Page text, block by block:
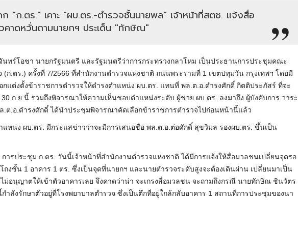
ก "ก.ตร." เคาะ "ผบ.ตร.-ตำรวจชั้นนายพล" เจ้าหน้าที่สตช. แจ้งสื่อ
คาดหวั่นถามนายกฯ ประเด็น "ทักษิณ"
นทร์โอชา นายกรัฐมนตรี และรัฐมนตรีว่าการกระทรวงกลาโหม เป็นประธานการประชุมคณะ
(ก.ตร.) ครั้งที่ 7/2566 ที่สำนักงานตำรวจแห่งชาติ ถนนพระรามที่ 1 เขตปทุมวัน กรุงเทพฯ โดยมี
กแต่งตั้งข้าราชการตำรวจให้ดำรงตำแหน่ง ผบ.ตร. แทนที่ พล.ต.อ.ดำรงศักดิ์ กิตติประภัสร์ ที่จะ
ก.ย.นี้ รวมถึงพิจารณาให้ความเห็นชอบตำแหน่งระดับ ผู้ช่วย ผบ.ตร. ลงมาถึง ผู้บังคับการ วาระ
.ต.อ.ดำรงศักดิ์ ได้นำประชุมพิจารณาคัดเลือกข้าราชการตำรวจไปก่อนหน้านี้แล้ว
แหน่ง ผบ.ตร. มีกระแสข่าวว่าจะมีการเสนอชื่อ พล.ต.อ.ต่อศักดิ์ สุขวิมล รองผบ.ตร. ขึ้นเป็น
การประชุม ก.ตร. วันนี้เจ้าหน้าที่สำนักงานตำรวจแห่งชาติ ได้มีการแจ้งให้สื่อมวลชนเปลี่ยนจุดรอ
ถงชั้น 1 อาคาร 1 ตร. ซึ่งเป็นจุดที่นายกฯ และนายตำรวจระดับสูงจะต้องเดินผ่าน เปลี่ยนมาเป็น
ม่อนุญาตให้เข้าตัวอาคารเลย จึงคาดว่าน่า จะเกรงสื่อมวลชน จะถามถึงกรณี นายทักษิณ ชินวัตร
ลังรักษาตัวอยู่ที่โรงพยาบาลตำรวจ ซึ่งเป็นตึกที่อยู่ใกล้กลับอาคาร 1 สถานที่การประชุมของนา